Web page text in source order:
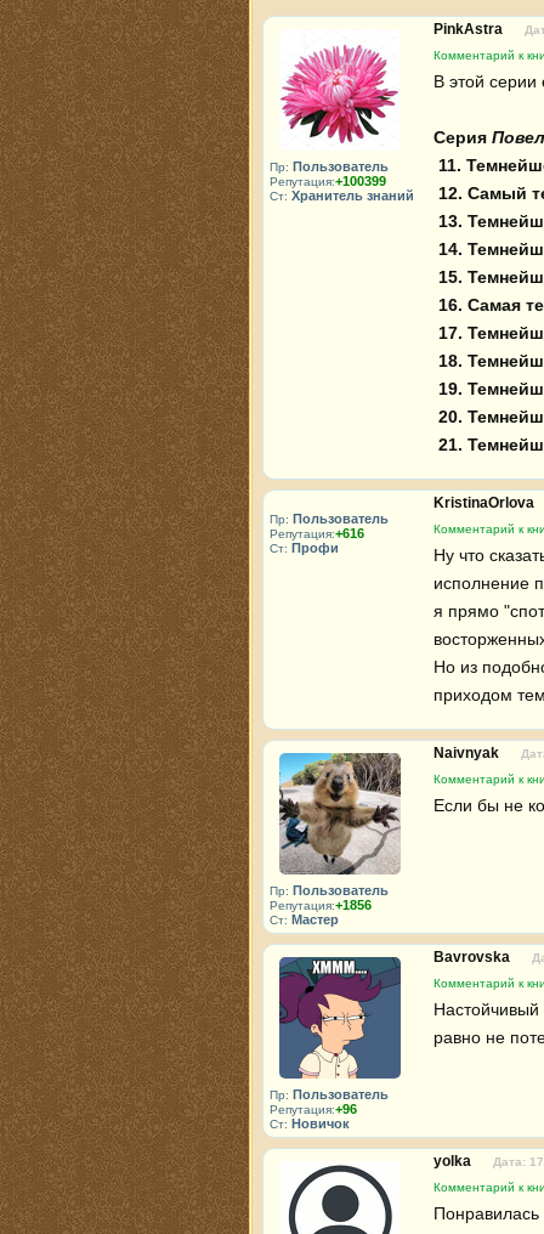
Пр: Пользователь
Репутация:+100399
Ст: Хранитель знаний
PinkAstra
Комментарий к
В этой серии
Серия
11.
12. Самый
13.
14.
15.
16. Самая
17.
18.
19.
20.
21.
Пр: Пользователь
Репутация:+616
Ст: Профи
KristinaOrlova
Комментарий к
Ну что
исполнение
я прямо
Но из
приходом
Пр: Пользователь
Репутация:+1856
Ст: Мастер
Naivnyak
Комментарий к
Если бы не
Пр: Пользователь
Репутация:+96
Ст: Новичок
Bavrovska
Комментарий к
равно не
yolka
Дата:
Комментарий к